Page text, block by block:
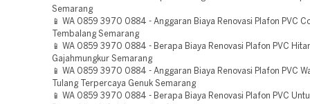
Semarang
📱 WA 0859 3970 0884 - Anggaran Biaya Renovasi Plafon PVC
Tembalang Semarang
📱 WA 0859 3970 0884 - Berapa Biaya Renovasi Plafon PVC
Gajahmungkur Semarang
📱 WA 0859 3970 0884 - Anggaran Biaya Renovasi Plafon PVC
Tulang Terpercaya Genuk Semarang
📱 WA 0859 3970 0884 - Berapa Biaya Renovasi Plafon PVC